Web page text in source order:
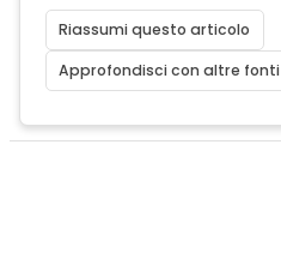
Riassumi questo articolo
Approfondisci con altre fonti